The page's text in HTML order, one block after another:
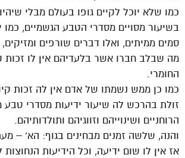
כמו שלא יוכל לקיים גופו בעולם מבלי
בשיעור מסויים מסדרי הטבע הגשמיים, כמו
סמים ממיתים, ואלו דברים שורפים ומזיקים,
מה שבלב חברו אשר בלעדיהם אין לו זכות
החומרי.
כמו כן ממש נשמתו של אדם אין לה זכות
זולת בהרכש לה שיעור ידיעות מסדרי טבע
הרוחניים ושינוייהם וזווגיהם ותולדותיהם.
והנה, שלשה זמנים מבחינים בגוף: הא' –
אז אין לו שום ידיעה, וכל הידיעות הנחוצות